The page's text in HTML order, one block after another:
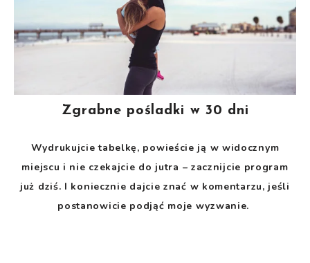
Zgrabne pośladki w 30 dni
Wydrukujcie tabelkę, powieście ją w widocznym
miejscu i nie czekajcie do jutra – zacznijcie program
już dziś. I koniecznie dajcie znać w komentarzu, jeśli
postanowicie podjąć moje wyzwanie.